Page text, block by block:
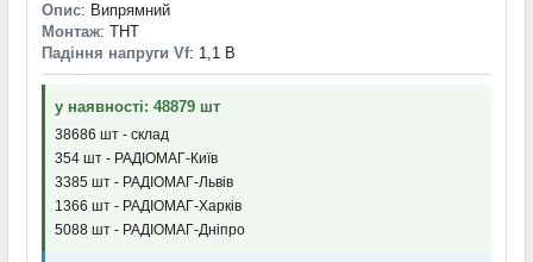
Опис: Випрямний
Монтаж: THT
Падіння напруги Vf: 1,1 В
у наявності: 48879 шт
38686 шт - склад
354 шт - РАДІОМАГ-Київ
3385 шт - РАДІОМАГ-Львів
1366 шт - РАДІОМАГ-Харків
5088 шт - РАДІОМАГ-Дніпро